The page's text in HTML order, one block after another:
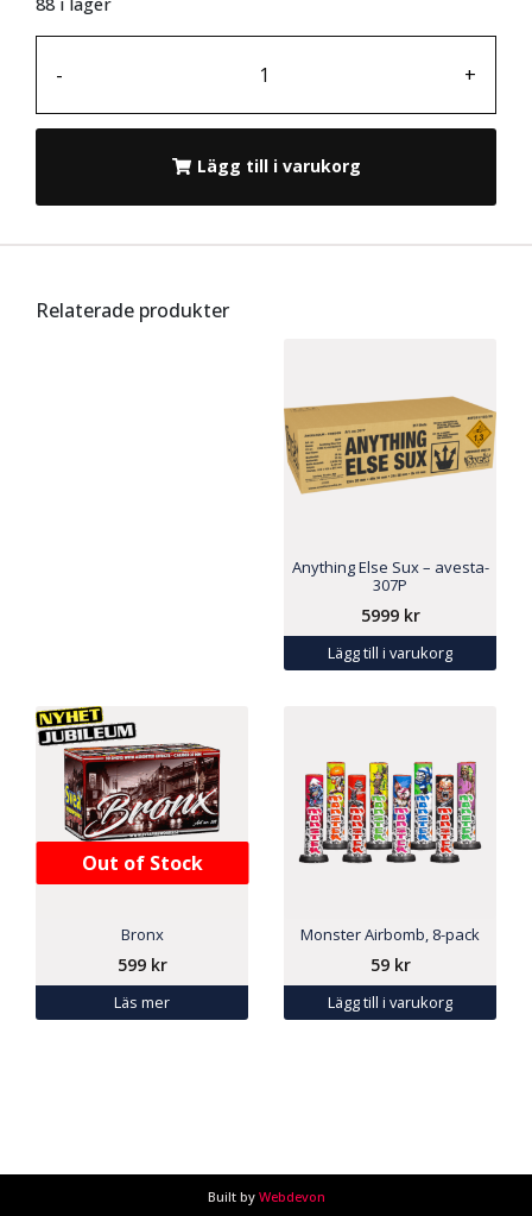
- +
Lägg till i varukorg
Relaterade produkter
Anything Else Sux – avesta-
307P
5999 kr
Lägg till i varukorg
Out of Stock
Bronx
599 kr
Läs mer
Monster Airbomb, 8-pack
59 kr
Lägg till i varukorg
Built by Webdevon